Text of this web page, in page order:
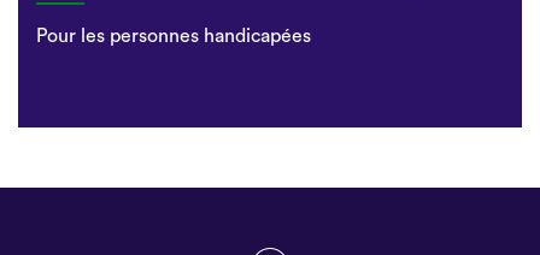
Pour les personnes handicapées